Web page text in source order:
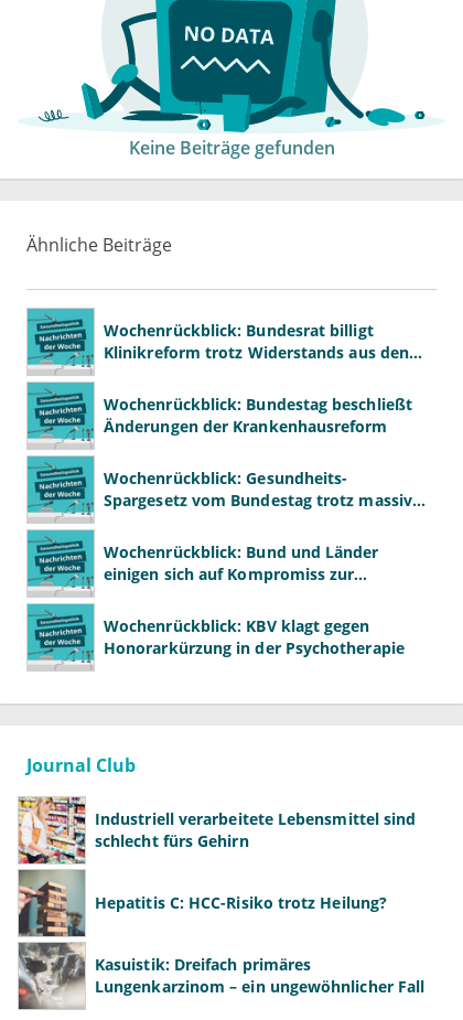
Keine Beiträge gefunden
Ähnliche Beiträge
Wochenrückblick: Bundesrat billigt
Klinikreform trotz Widerstands aus den
Wochenrückblick: Bundestag beschließt
Änderungen der Krankenhausreform
Wochenrückblick: Gesundheits-
Spargesetz vom Bundestag trotz massiver
Wochenrückblick: Bund und Länder
einigen sich auf Kompromiss zur
Wochenrückblick: KBV klagt gegen
Honorarkürzung in der Psychotherapie
Journal Club
Industriell verarbeitete Lebensmittel sind
schlecht fürs Gehirn
Hepatitis C: HCC-Risiko trotz Heilung?
Kasuistik: Dreifach primäres
Lungenkarzinom – ein ungewöhnlicher Fall